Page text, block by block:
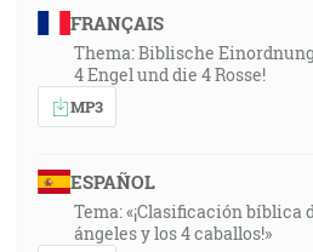
FRANÇAIS
Thema: Biblische
4 Engel und die 4 Rosse!
MP3
ESPAÑOL
Tema: «¡Clasificación bíblica
ángeles y los 4 caballos!»